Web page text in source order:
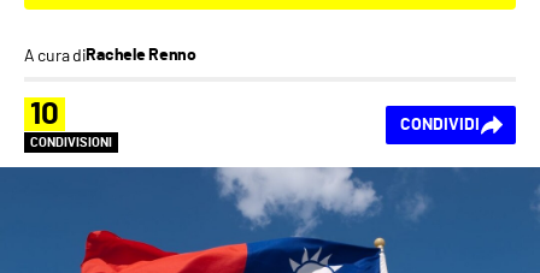
A cura diRachele Renno
10
CONDIVISIONI
CONDIVIDI